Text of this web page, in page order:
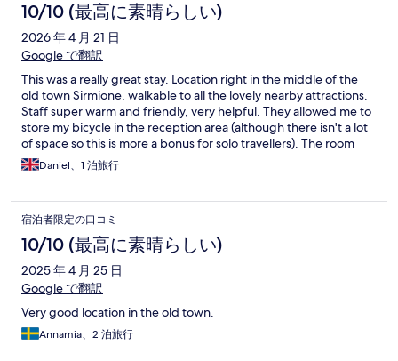
10/10 (最高に素晴らしい)
2026 年 4 月 21 日
Google で翻訳
This was a really great stay. Location right in the middle of the
old town Sirmione, walkable to all the lovely nearby attractions.
Staff super warm and friendly, very helpful. They allowed me to
store my bicycle in the reception area (although there isn't a lot
of space so this is more a bonus for solo travellers). The room
was comfortable and well equipped. If you want a view you
should probably ask for one / pay that bit more. But for me this
good. Thank you!
Daniel、1 泊旅行
宿泊者限定の口コミ
10/10 (最高に素晴らしい)
2025 年 4 月 25 日
Google で翻訳
Very good location in the old town.
Annamia、2 泊旅行